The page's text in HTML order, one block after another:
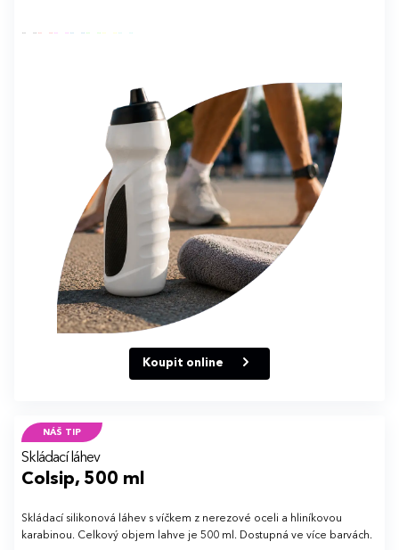
Koupit online
NÁŠ TIP
Skládací láhev
Colsip, 500 ml
Skládací silikonová láhev s víčkem z nerezové oceli a hliníkovou
karabinou. Celkový objem lahve je 500 ml. Dostupná ve více barvách.